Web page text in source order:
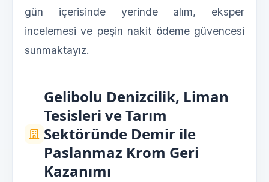
gün içerisinde yerinde alım, eksper
incelemesi ve peşin nakit ödeme güvencesi
sunmaktayız.
Gelibolu Denizcilik, Liman
Tesisleri ve Tarım
Sektöründe Demir ile
Paslanmaz Krom Geri
Kazanımı